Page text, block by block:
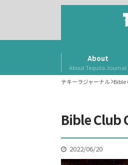
About
About Tequila Journal
テキーラジャーナル Bible
Bible Club
2022/06/20